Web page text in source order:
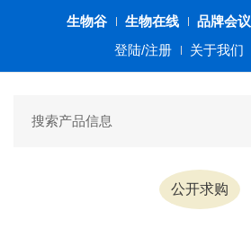
生物谷 生物在线 品牌会议
登陆/注册
关于我们
公开求购